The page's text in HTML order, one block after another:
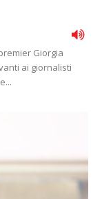
Giorgia
ai giornalisti